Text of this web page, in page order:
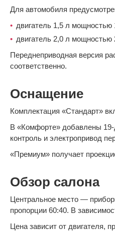
Для автомобиля
двигатель 1,5 л мощностью
двигатель 2,0 л
Переднеприводная версия
соответственно.
Оснащение
Комплектация «Стандарт»
В «Комфорте» добавлены 19-
контроль и электропривод
«Премиум» получает
Обзор салона
Центральное место —
пропорции 60:40. В
Цена зависит от двигателя,